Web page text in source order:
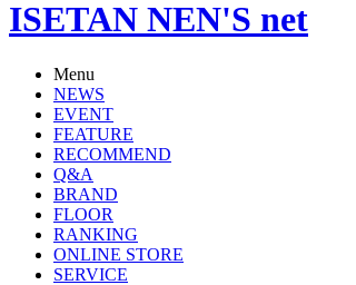
ISETAN NEN'S net
Menu
NEWS
EVENT
FEATURE
RECOMMEND
Q&A
BRAND
FLOOR
RANKING
ONLINE STORE
SERVICE